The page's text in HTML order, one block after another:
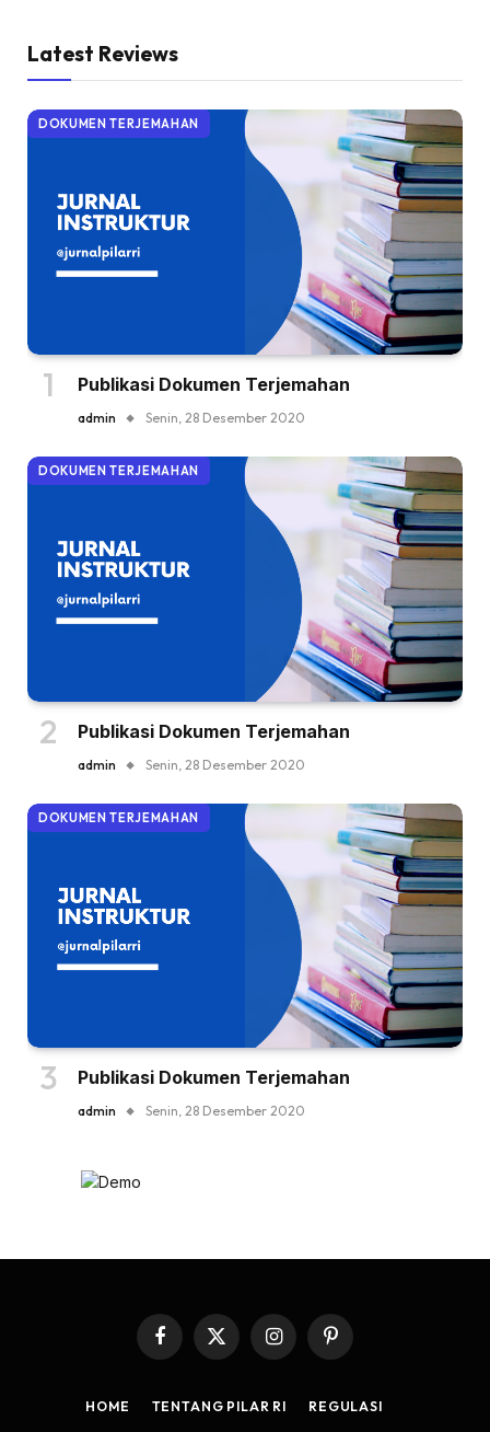
Latest Reviews
DOKUMEN TERJEMAHAN
Publikasi Dokumen Terjemahan
admin Senin, 28 Desember 2020
DOKUMEN TERJEMAHAN
Publikasi Dokumen Terjemahan
admin Senin, 28 Desember 2020
DOKUMEN TERJEMAHAN
Publikasi Dokumen Terjemahan
admin Senin, 28 Desember 2020
Facebook
X
InstagramPinterest
HOME TENTANG PILAR RI
REGULASI